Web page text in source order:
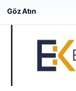
Hastaş Beton
Web sitemizi nasıl
deneyiminizi
Göz Atın